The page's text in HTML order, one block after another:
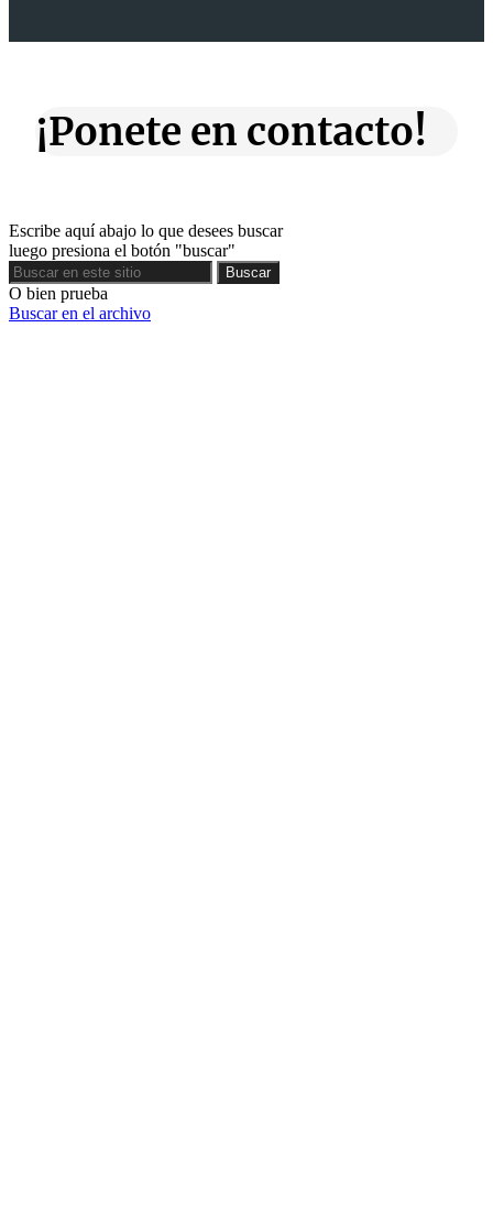
¡Ponete en contacto!
Escribe aquí abajo lo que desees buscar
luego presiona el botón "buscar"
Buscar
Buscar
O bien prueba
Buscar en el archivo